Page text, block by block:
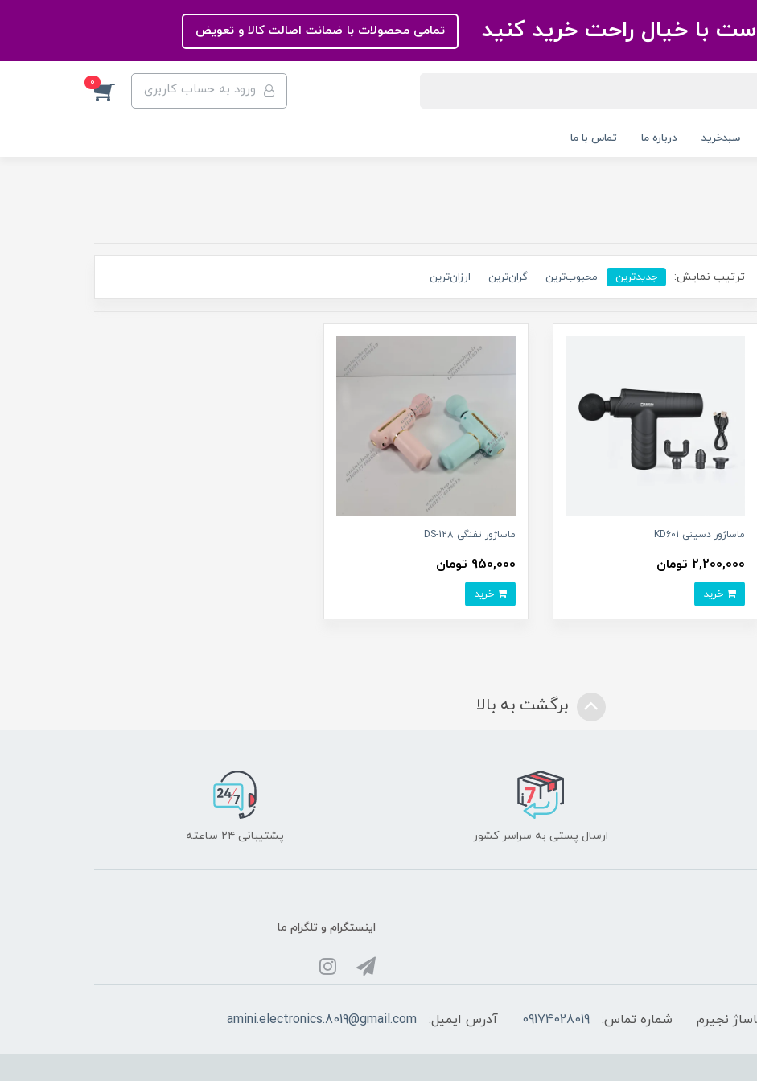
با خیال راحت خرید کنید تمامی محصولات با ضمانت اصالت کالا و تعویض
ورود به حساب کاربری 0
سبدخرید درباره ما تماس با ما
ترتیب نمایش: جدیدترین محبوب‌ترین گران‌ترین ارزان‌ترین
ماساژور دسینی KD601
2,200,000 تومان
ماساژور تفنگی DS-128
950,000 تومان
خرید
برگشت به بالا
ارسال پستی به سراسر کشور پشتیبانی ۲۴ ساعته
اینستگرام و تلگرام ما
نجیرم شماره تماس: 09174028019 آدرس ایمیل: amini.electronics.8019@gmail.com